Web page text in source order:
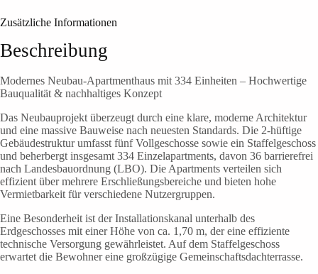
Zusätzliche Informationen
Beschreibung
Modernes Neubau-Apartmenthaus mit 334 Einheiten – Hochwertige
Bauqualität & nachhaltiges Konzept
Das Neubauprojekt überzeugt durch eine klare, moderne Architektur
und eine massive Bauweise nach neuesten Standards. Die 2-hüftige
Gebäudestruktur umfasst fünf Vollgeschosse sowie ein Staffelgeschoss
und beherbergt insgesamt 334 Einzelapartments, davon 36 barrierefrei
nach Landesbauordnung (LBO). Die Apartments verteilen sich
effizient über mehrere Erschließungsbereiche und bieten hohe
Vermietbarkeit für verschiedene Nutzergruppen.
Eine Besonderheit ist der Installationskanal unterhalb des
Erdgeschosses mit einer Höhe von ca. 1,70 m, der eine effiziente
technische Versorgung gewährleistet. Auf dem Staffelgeschoss
erwartet die Bewohner eine großzügige Gemeinschaftsdachterrasse.